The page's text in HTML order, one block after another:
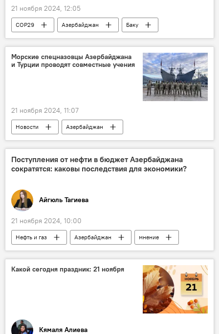
21 ноября 2024, 12:05
COP29 Азербайджан
Баку
29-я Конференция сторон Рамочной конвенции ООН об изменении климата
Россия
Минэкономразвития РФ
Финансирование
энергопереход
Морские спецназовцы Азербайджана
и Турции проводят совместные учения
21 ноября 2024, 11:07
Новости
Азербайджан
Минобороны Азербайджана
Турция
ВМС Азербайджана
Спецназ
военно-морские учения
учения
Поступления от нефти в бюджет Азербайджана
сократятся: каковы последствия для экономики?
Айгюль Тагиева
21 ноября 2024, 10:00
Нефть и газ Азербайджан
мнение
Нефтегазовые ресурсы
Доходы
Государственный нефтяной фонд Азербайджана (ГНФАР)
Какой сегодня праздник: 21 ноября
Кямаля Алиева